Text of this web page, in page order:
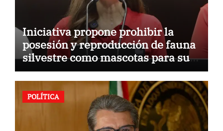
Iniciativa propone prohibir la
posesión y reproducción de fauna
silvestre como mascotas para su
comercialización
POLÍTICA